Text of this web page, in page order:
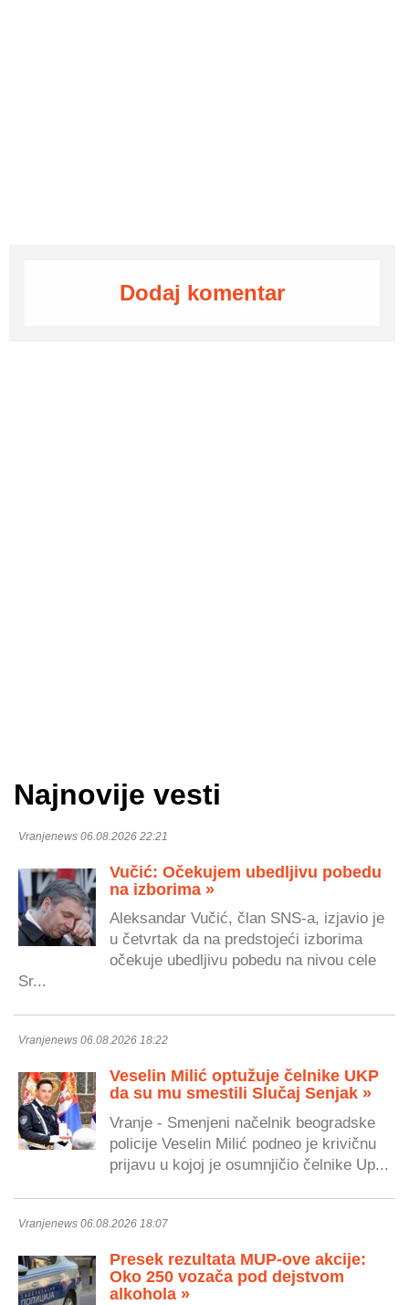
Dodaj komentar
Najnovije vesti
Vranjenews 06.08.2026 22:21
Vučić: Očekujem ubedljivu pobedu
na izborima »
Aleksandar Vučić, član SNS-a, izjavio je
u četvrtak da na predstojeći izborima
očekuje ubedljivu pobedu na nivou cele
Sr...
Vranjenews 06.08.2026 18:22
Veselin Milić optužuje čelnike UKP
da su mu smestili Slučaj Senjak »
Vranje - Smenjeni načelnik beogradske
policije Veselin Milić podneo je krivičnu
prijavu u kojoj je osumnjičio čelnike Up...
Vranjenews 06.08.2026 18:07
Presek rezultata MUP-ove akcije:
Oko 250 vozača pod dejstvom
alkohola »